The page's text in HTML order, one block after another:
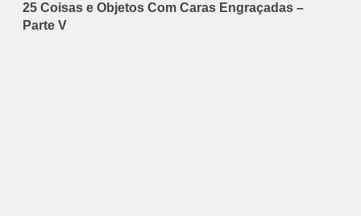
25 Coisas e Objetos Com Caras Engraçadas –
Parte V